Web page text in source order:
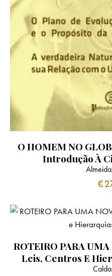
O HOMEM NO
Introdução À
€
ROTEIRO PARA
Leis, Centros E